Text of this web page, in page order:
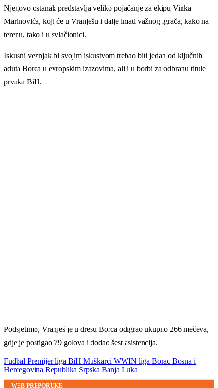
Njegovo ostanak predstavlja veliko pojačanje za ekipu Vinka
Marinovića, koji će u Vranješu i dalje imati važnog igrača, kako na
terenu, tako i u svlačionici.
Iskusni veznjak bi svojim iskustvom trebao biti jedan od ključnih
aduta Borca u evropskim izazovima, ali i u borbi za odbranu titule
prvaka BiH.
Podsjetimo, Vranješ je u dresu Borca odigrao ukupno 266 mečeva,
gdje je postigao 79 golova i dodao šest asistencija.
Fudbal Premijer liga BiH Muškarci WWIN liga Borac Bosna i
Hercegovina Republika Srpska Banja Luka
WEB PREPORUKE